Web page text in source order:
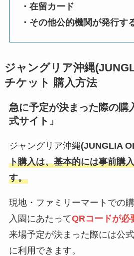
・在留カード
・その他公的機関が発行す
ジャングリア沖縄
チケット 購入方法
急に予定が決まった際の購
式サイト」
ジャングリア沖縄(JUNGLIA
ト購入は、基本的には事前購
す。
現地・ファミリーマートでの
入園にあたってQRコードが必
来場予定が決まった際には公
に利用できます。